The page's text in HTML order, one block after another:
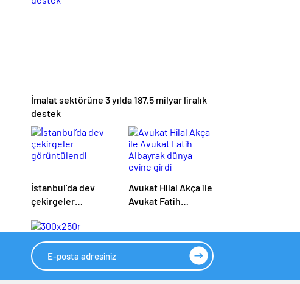
İmalat sektörüne 3 yılda 187,5 milyar liralık
destek
İstanbul’da dev
çekirgeler
Avukat Hilal Akça ile
Avukat Fatih